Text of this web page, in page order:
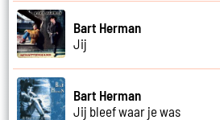
Bart Herman
Jij
Bart Herman
Jij bleef waar je was